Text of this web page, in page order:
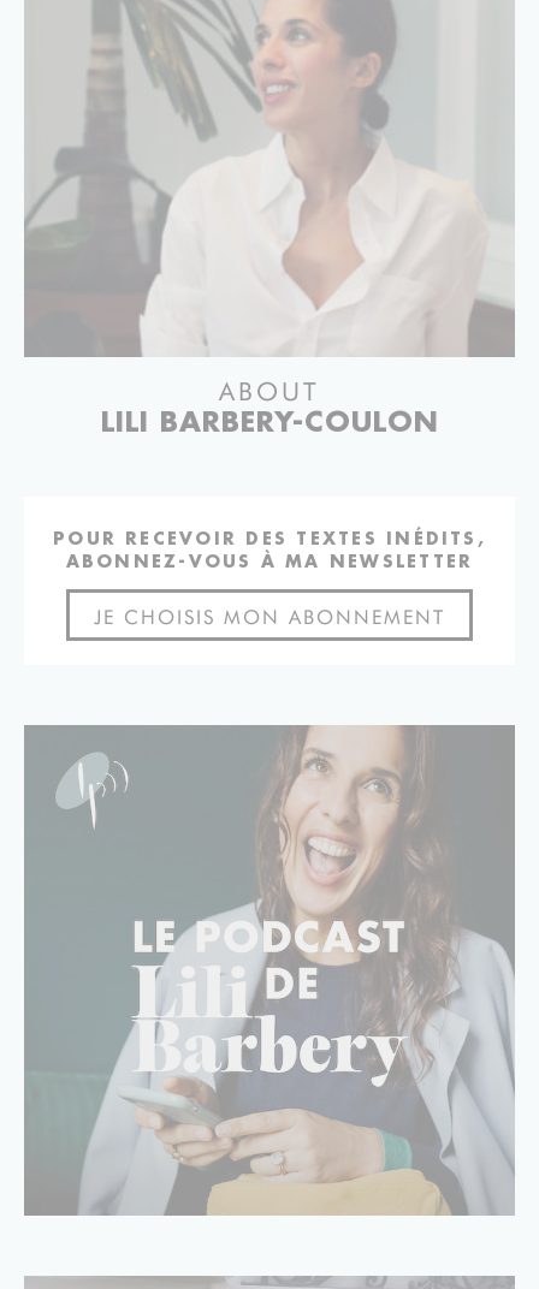
ABOUT
LILI BARBERY-COULON
POUR RECEVOIR DES TEXTES INÉDITS,
ABONNEZ-VOUS À MA NEWSLETTER
JE CHOISIS MON ABONNEMENT